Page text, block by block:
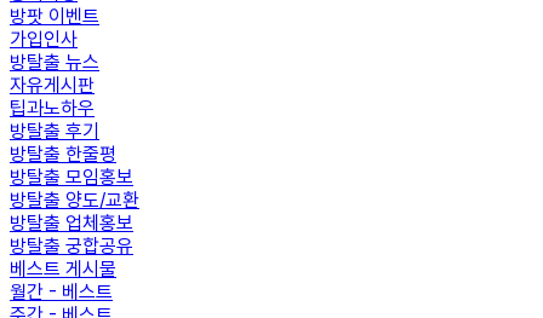
방팟 이벤트
가입인사
방탈출 뉴스
자유게시판
팁과노하우
방탈출 후기
방탈출 한줄평
방탈출 모임홍보
방탈출 양도/교환
방탈출 업체홍보
방탈출 궁합공유
베스트 게시물
월간 - 베스트